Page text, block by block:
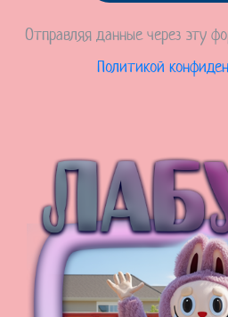
Отправляя данные через эту
Политикой